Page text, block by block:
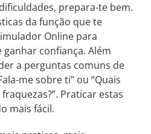
prepara-te bem.
da função que te
Online para
confiança. Além
a perguntas comuns de
me sobre ti” ou “Quais
Praticar estas
mais fácil.